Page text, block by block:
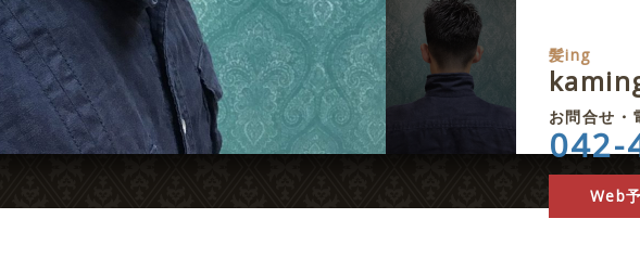
髪ing
お問合せ・
042-
Web